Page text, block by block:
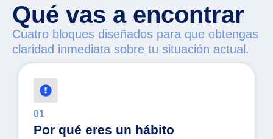
Qué vas a encontrar
Cuatro bloques diseñados para que obtengas
claridad inmediata sobre tu situación actual.
01
Por qué eres un hábito